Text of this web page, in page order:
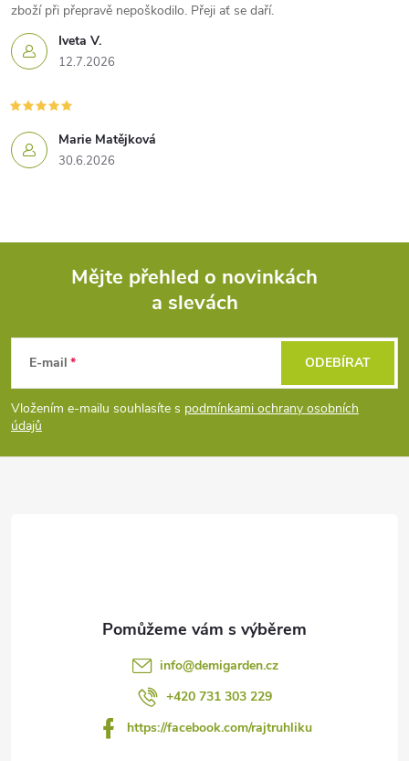
Iveta V.
12.7.2026
zboží při přepravě nepoškodilo. Přeji ať se daří.
Marie Matějková
30.6.2026
p
a
Mějte přehled o novinkách
a slevách
E-mail
Vložením e-mailu souhlasíte s podmínkami ochrany osobních
údajů
ODEBÍRAT
info@demigarden.cz
+420 731 303 229
https://facebook.com/rajtruhliku